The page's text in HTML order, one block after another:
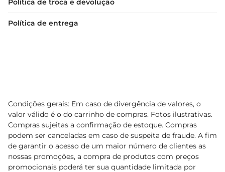
Política de troca e devolução
Política de entrega
Condições gerais: Em caso de divergência de valores, o
valor válido é o do carrinho de compras. Fotos ilustrativas.
Compras sujeitas a confirmação de estoque. Compras
podem ser canceladas em caso de suspeita de fraude. A fim
de garantir o acesso de um maior número de clientes as
nossas promoções, a compra de produtos com preços
promocionais poderá ter sua quantidade limitada por